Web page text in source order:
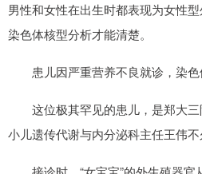
男性和女性在出生时都表现为女性
染色体核型分析才能清楚。
患儿因严重营养不良就诊，染色
这位极其罕见的患儿，是郑大三
小儿遗传代谢与内分泌科主任王伟不